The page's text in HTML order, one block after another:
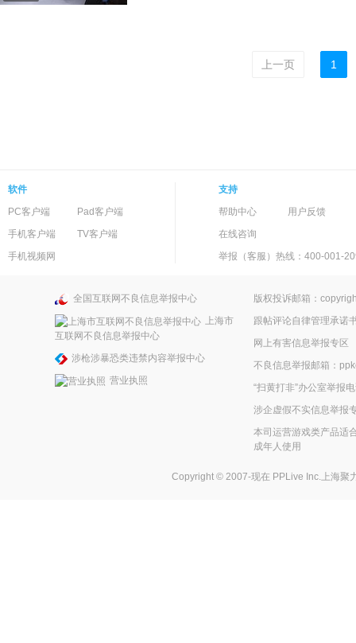
上一页 1
软件
PC客户端
Pad客户端
手机客户端
TV客户端
手机视频网
支持
帮助中心
用户反馈
在线咨询
举报（客服）热线：400-001-
全国互联网不良信息举报中心
上海市
互联网不良信息举报中心
涉枪涉暴恐类违禁内容举报中心
营业执照
版权投诉邮箱：
跟帖评论自律管理承诺
网上有害信息举报专区
不良信息举报邮箱：
“扫黄打非”办公室举报
涉企虚假不实信息举报
本司运营游戏类产品适
成年人使用
Copyright © 2007-现在 PPLive Inc.上海聚